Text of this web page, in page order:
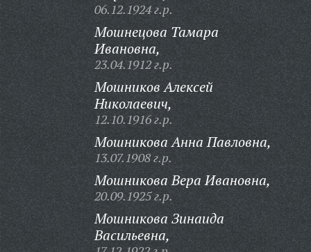
06.12.1924 г.р.
Мошнецова Тамара
Ивановна,
23.04.1912 г.р.
Мошников Алексей
Николаевич,
12.10.1916 г.р.
Мошникова Анна Павловна,
13.07.1908 г.р.
Мошникова Вера Ивановна,
20.09.1925 г.р.
Мошникова Зинаида
Васильевна,